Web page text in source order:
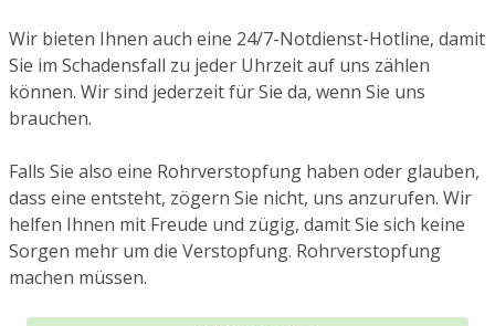
Wir bieten Ihnen auch eine 24/7-Notdienst-Hotline, damit
Sie im Schadensfall zu jeder Uhrzeit auf uns zählen
können. Wir sind jederzeit für Sie da, wenn Sie uns
brauchen.
Falls Sie also eine Rohrverstopfung haben oder glauben,
dass eine entsteht, zögern Sie nicht, uns anzurufen. Wir
helfen Ihnen mit Freude und zügig, damit Sie sich keine
Sorgen mehr um die Verstopfung. Rohrverstopfung
machen müssen.